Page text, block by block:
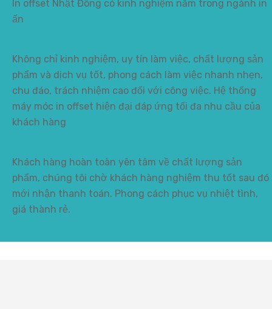
In offset Nhật Đông có kinh nghiệm năm trong ngành in
ấn
Không chỉ kinh nghiệm, uy tín làm việc, chất lượng sản
phẩm và dịch vụ tốt, phong cách làm việc nhanh nhẹn,
chu đáo, trách nhiệm cao đối với công việc. Hệ thống
máy móc in offset hiện đại đáp ứng tối đa nhu cầu của
khách hàng
Khách hàng hoàn toàn yên tâm về chất lượng sản
phẩm, chúng tôi chờ khách hàng nghiệm thu tốt sau đó
mới nhận thanh toán. Phong cách phục vụ nhiệt tình,
giá thành rẻ.